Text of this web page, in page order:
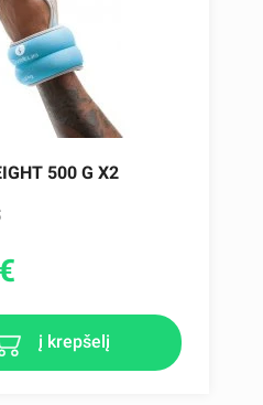
500 G X2
€
į krepšelį